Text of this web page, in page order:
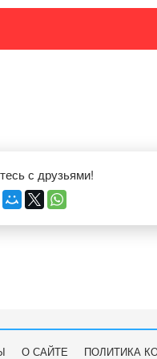
с друзьями!
О САЙТЕ ПОЛИТИКА